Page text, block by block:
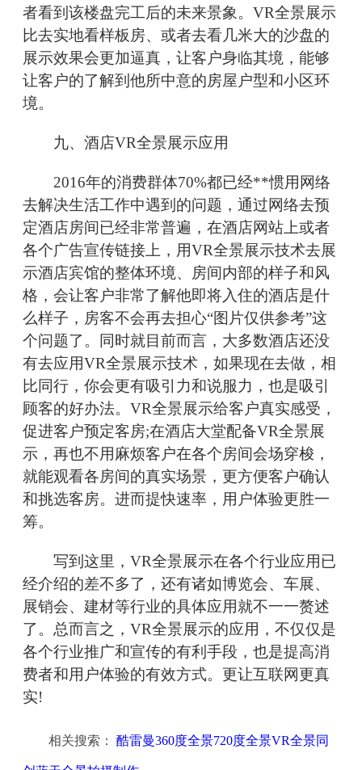
者看到该楼盘完工后的未来景象。VR全景展示
比去实地看样板房、或者去看几米大的沙盘的
展示效果会更加逼真，让客户身临其境，能够
让客户的了解到他所中意的房屋户型和小区环
境。
九、酒店VR全景展示应用
2016年的消费群体70%都已经**惯用网络
去解决生活工作中遇到的问题，通过网络去预
定酒店房间已经非常普遍，在酒店网站上或者
各个广告宣传链接上，用VR全景展示技术去展
示酒店宾馆的整体环境、房间内部的样子和风
格，会让客户非常了解他即将入住的酒店是什
么样子，房客不会再去担心“图片仅供参考”这
个问题了。同时就目前而言，大多数酒店还没
有去应用VR全景展示技术，如果现在去做，相
比同行，你会更有吸引力和说服力，也是吸引
顾客的好办法。VR全景展示给客户真实感受，
促进客户预定客房;在酒店大堂配备VR全景展
示，再也不用麻烦客户在各个房间会场穿梭，
就能观看各房间的真实场景，更方便客户确认
和挑选客房。进而提快速率，用户体验更胜一
筹。
写到这里，VR全景展示在各个行业应用已
经介绍的差不多了，还有诸如博览会、车展、
展销会、建材等行业的具体应用就不一一赘述
了。总而言之，VR全景展示的应用，不仅仅是
各个行业推广和宣传的有利手段，也是提高消
费者和用户体验的有效方式。更让互联网更真
实!
相关搜索： 酷雷曼360度全景720度全景VR全景同